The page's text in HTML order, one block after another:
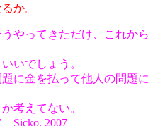
か。
やってきただけ、これか
いでしょう。
金を払って他人の問題に
えてない。
Sicko, 2007